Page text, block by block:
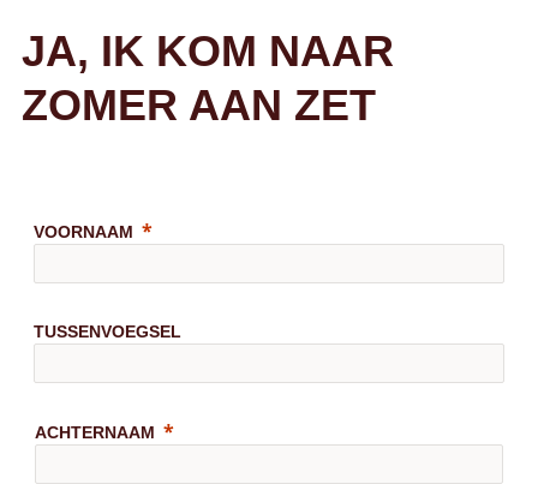
JA, IK KOM NAAR
ZOMER AAN ZET
VOORNAAM
TUSSENVOEGSEL
ACHTERNAAM